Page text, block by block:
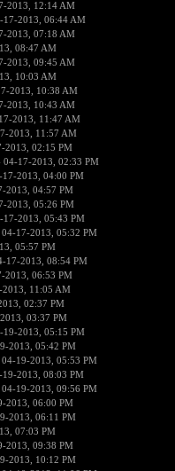
2013, 12:14 AM
17-2013, 06:44 AM
2013, 07:18 AM
08:47 AM
2013, 09:45 AM
10:03 AM
2013, 10:38 AM
2013, 10:43 AM
2013, 11:47 AM
2013, 11:57 AM
2013, 02:15 PM
17-2013, 02:33 PM
2013, 04:00 PM
2013, 04:57 PM
2013, 05:26 PM
17-2013, 05:43 PM
04-17-2013, 05:32 PM
05:57 PM
17-2013, 08:54 PM
2013, 06:53 PM
11:05 AM
02:37 PM
03:37 PM
19-2013, 05:15 PM
2013, 05:42 PM
04-19-2013, 05:53 PM
2013, 08:03 PM
04-19-2013, 09:56 PM
2013, 06:00 PM
2013, 06:11 PM
07:03 PM
2013, 09:38 PM
2013, 10:12 PM